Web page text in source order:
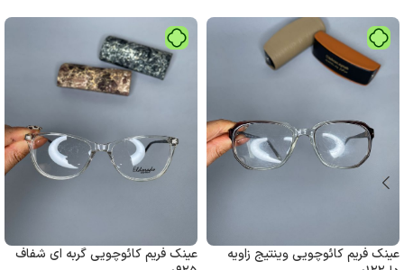
عینک فریم کائوچویی وینتیج زاویه
عینک فریم کائوچویی گربه ای شفاف